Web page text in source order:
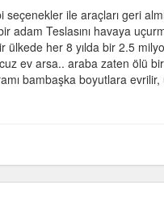
ile araçları geri
adam Teslasını havaya
her 8 yılda bir 2.5
ev arsa.. araba zaten ölü
bambaşka boyutlara